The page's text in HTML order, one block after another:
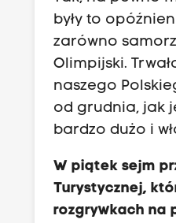
były to
zarówno
Olimpijski.
naszego
od grudnia, jak
bardzo dużo i
W piątek sejm
Turystycznej,
rozgrywkach na